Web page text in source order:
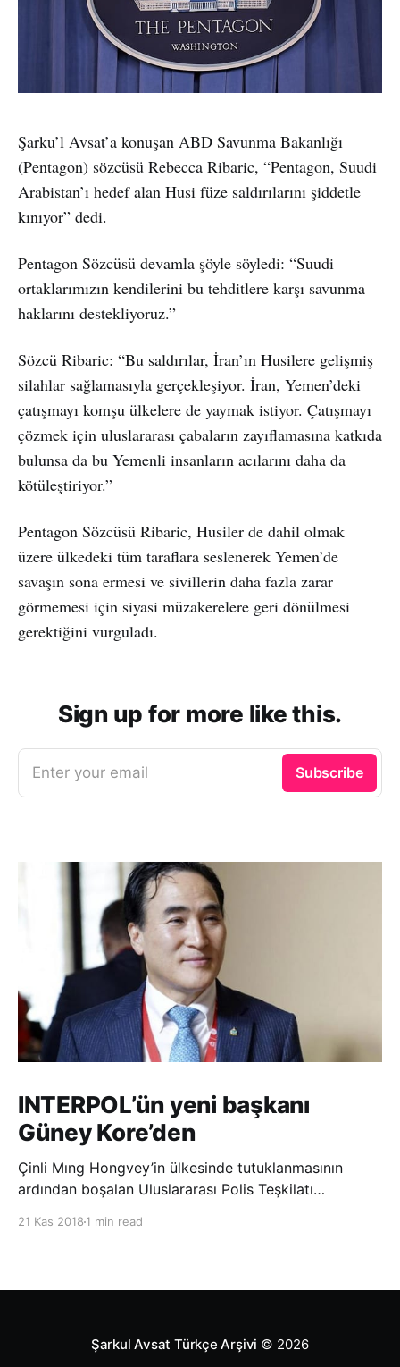
Şarku’l Avsat’a konuşan ABD Savunma Bakanlığı
(Pentagon) sözcüsü Rebecca Ribaric, “Pentagon, Suudi
Arabistan’ı hedef alan Husi füze saldırılarını şiddetle
kınıyor” dedi.
Pentagon Sözcüsü devamla şöyle söyledi: “Suudi
ortaklarımızın kendilerini bu tehditlere karşı savunma
haklarını destekliyoruz.”
Sözcü Ribaric: “Bu saldırılar, İran’ın Husilere gelişmiş
silahlar sağlamasıyla gerçekleşiyor. İran, Yemen’deki
çatışmayı komşu ülkelere de yaymak istiyor. Çatışmayı
çözmek için uluslararası çabaların zayıflamasına katkıda
bulunsa da bu Yemenli insanların acılarını daha da
kötüleştiriyor.”
Pentagon Sözcüsü Ribaric, Husiler de dahil olmak
üzere ülkedeki tüm taraflara seslenerek Yemen’de
savaşın sona ermesi ve sivillerin daha fazla zarar
görmemesi için siyasi müzakerelere geri dönülmesi
gerektiğini vurguladı.
Sign up for more like this.
Enter your email Subscribe
INTERPOL’ün yeni başkanı
Güney Kore’den
Çinli Mıng Hongvey’in ülkesinde tutuklanmasının
ardından boşalan Uluslararası Polis Teşkilatı
21 Kas 2018 1 min read
Şarkul Avsat Türkçe Arşivi © 2026